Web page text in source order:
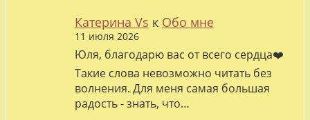
Катерина Vs к Обо мне
11 июля 2026
Юля, благодарю вас от всего сердца❤️
Такие слова невозможно читать без
волнения. Для меня самая большая
радость - знать, что…